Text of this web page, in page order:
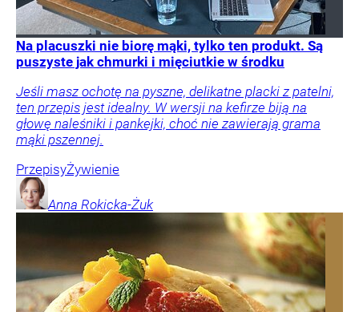
Na placuszki nie biorę mąki, tylko ten produkt. Są
puszyste jak chmurki i mięciutkie w środku
Jeśli masz ochotę na pyszne, delikatne placki z patelni,
ten przepis jest idealny. W wersji na kefirze biją na
głowę naleśniki i pankejki, choć nie zawierają grama
mąki pszennej.
PrzepisyŻywienie
Anna Rokicka-Żuk